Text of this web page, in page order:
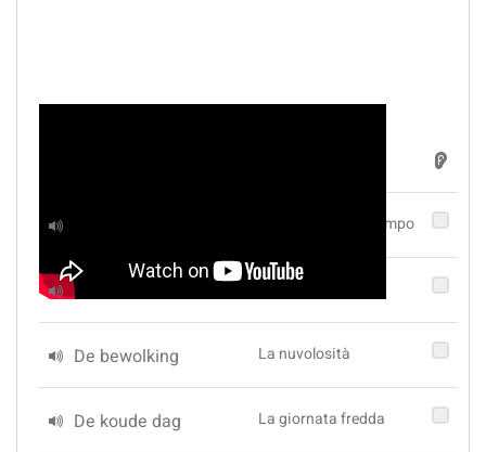
Le previsioni del tempo
De zon
De bewolking La nuvolosità
De koude dag La giornata fredda